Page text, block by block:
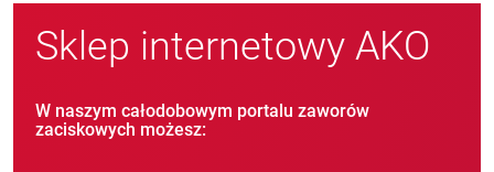
Sklep internetowy AKO
W naszym całodobowym portalu zaworów
zaciskowych możesz: